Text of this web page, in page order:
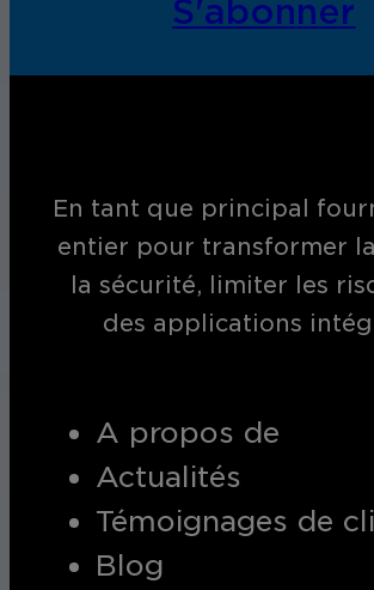
S'abonner
En tant que principal
entier pour transformer
la sécurité, limiter les
des applications
A propos de
Actualités
Témoignages de
Blog